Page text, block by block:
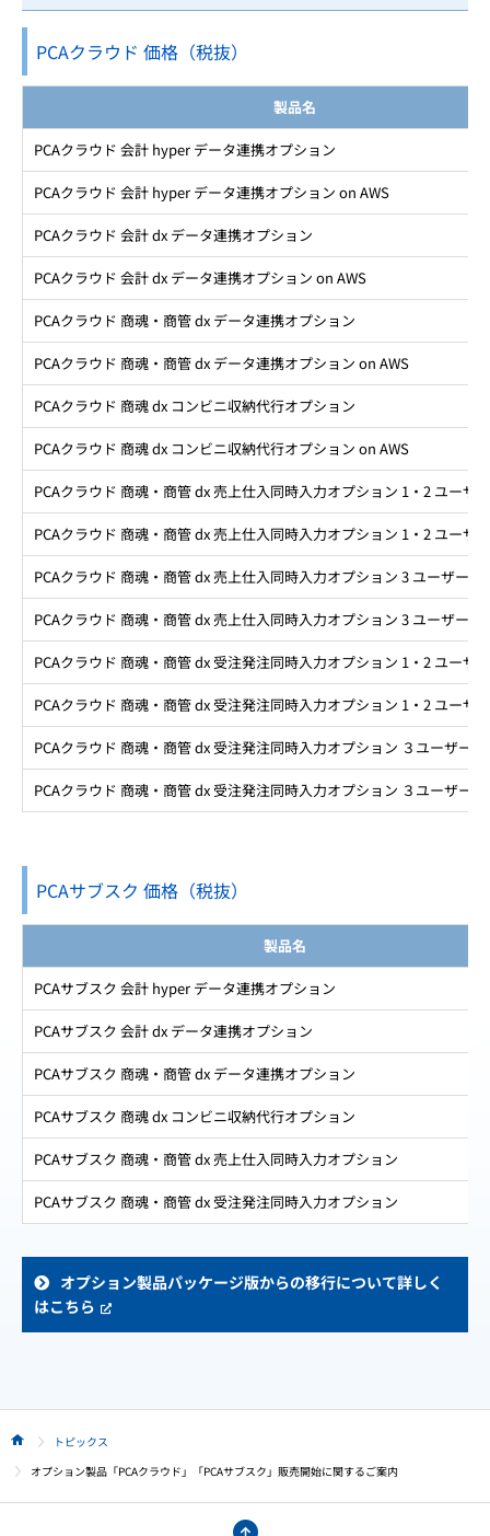
PCAクラウド 価格（税抜）
製品名
PCAクラウド 会計 hyper データ連携オプション
PCAクラウド 会計 hyper データ連携オプション on AWS
PCAクラウド 会計 dx データ連携オプション
PCAクラウド 会計 dx データ連携オプション on AWS
PCAクラウド 商魂・商管 dx データ連携オプション
PCAクラウド 商魂・商管 dx データ連携オプション on AWS
PCAクラウド 商魂 dx コンビニ収納代行オプション
PCAクラウド 商魂 dx コンビニ収納代行オプション on AWS
PCAクラウド 商魂・商管 dx 売上仕入同時入力オプション 1・2 ユーザー
PCAクラウド 商魂・商管 dx 売上仕入同時入力オプション 1・2 ユーザ
PCAクラウド 商魂・商管 dx 売上仕入同時入力オプション 3 ユーザー以
PCAクラウド 商魂・商管 dx 売上仕入同時入力オプション 3 ユーザー以
PCAクラウド 商魂・商管 dx 受注発注同時入力オプション 1・2 ユーザー
PCAクラウド 商魂・商管 dx 受注発注同時入力オプション 1・2 ユーザ
PCAクラウド 商魂・商管 dx 受注発注同時入力オプション ３ユーザー
PCAクラウド 商魂・商管 dx 受注発注同時入力オプション ３ユーザー
PCAサブスク 価格（税抜）
製品名
PCAサブスク 会計 hyper データ連携オプション
PCAサブスク 会計 dx データ連携オプション
PCAサブスク 商魂・商管 dx データ連携オプション
PCAサブスク 商魂 dx コンビニ収納代行オプション
PCAサブスク 商魂・商管 dx 売上仕入同時入力オプション
PCAサブスク 商魂・商管 dx 受注発注同時入力オプション
オプション製品パッケージ版からの移行について詳しく
はこちら
HOME
トピックス
オプション製品「PCAクラウド」「PCAサブスク」販売開始に関するご案内